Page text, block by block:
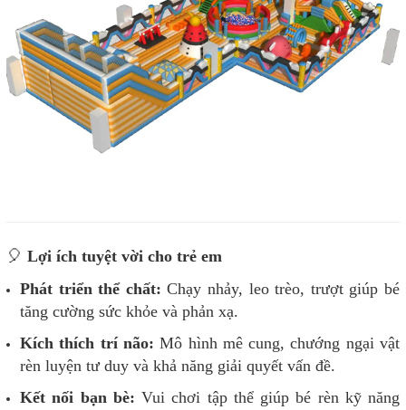
🎈 Lợi ích tuyệt vời cho trẻ em
Phát triển thể chất: Chạy nhảy, leo trèo, trượt giúp bé
tăng cường sức khỏe và phản xạ.
Kích thích trí não: Mô hình mê cung, chướng ngại vật
rèn luyện tư duy và khả năng giải quyết vấn đề.
Kết nối bạn bè: Vui chơi tập thể giúp bé rèn kỹ năng